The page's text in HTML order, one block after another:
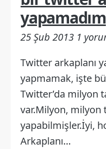
yapamadım
25 Şub 2013 1
Twitter arkaplanı
yapmamak, işte
Twitter’da milyon
var.Milyon, milyon
yapabilmişler.İyi,
Arkaplanı…